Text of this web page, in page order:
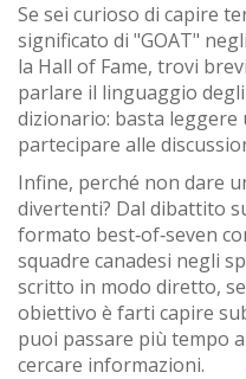
Se sei curioso di capire
significato di "GOAT"
la Hall of Fame, trovi
parlare il linguaggio
dizionario: basta
partecipare alle
Infine, perché non dare
divertenti? Dal dibattito
formato best‑of‑seven
squadre canadesi negli
scritto in modo diretto,
obiettivo è farti capire
puoi passare più tempo
cercare informazioni.